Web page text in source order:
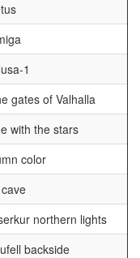
1
gates of Valhalla
with the stars
color
northern lights
backside